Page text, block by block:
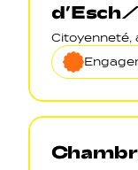
Citoyenneté,